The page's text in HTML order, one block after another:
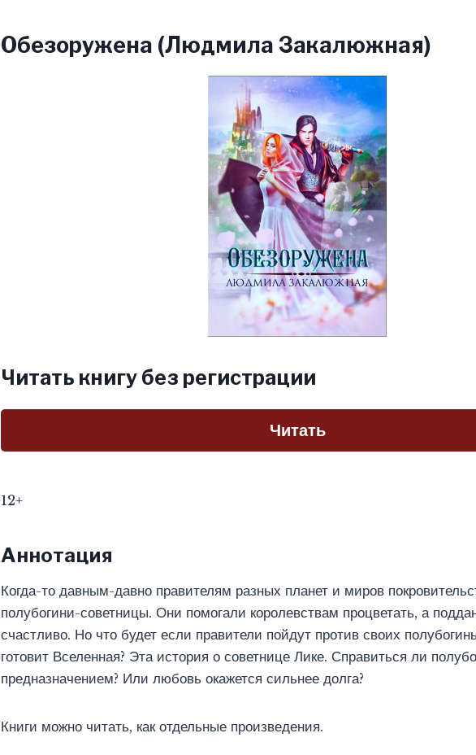
Обезоружена (Людмила Закалюжная)
Читать книгу без регистрации
Читать
12+
Аннотация
Когда-то давным-давно правителям разных планет и миров
полубогини-советницы. Они помогали королевствам процветать, а
счастливо. Но что будет если правители пойдут против своих
готовит Вселенная? Эта история о советнице Лике. Справиться ли
предназначением? Или любовь окажется сильнее долга?
Книги можно читать, как отдельные произведения.